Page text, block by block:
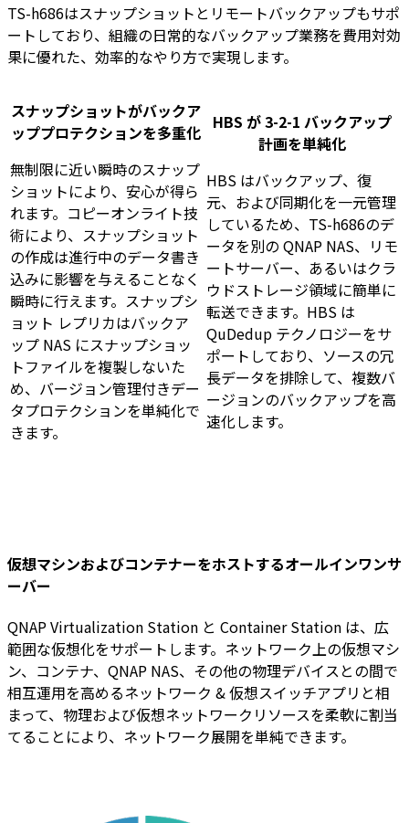
TS-h686はスナップショットとリモートバックアップもサポ
ートしており、組織の日常的なバックアップ業務を費用対効
果に優れた、効率的なやり方で実現します。
スナップショットがバックア
ッププロテクションを多重化
無制限に近い瞬時のスナップ
ショットにより、安心が得ら
れます。コピーオンライト技
術により、スナップショット
の作成は進行中のデータ書き
込みに影響を与えることなく
瞬時に行えます。スナップシ
ョット レプリカはバックア
ップ NAS にスナップショッ
トファイルを複製しないた
め、バージョン管理付きデー
タプロテクションを単純化で
きます。
HBS が 3-2-1 バックアップ
計画を単純化
HBS はバックアップ、復
元、および同期化を一元管理
しているため、TS-h686のデ
ータを別の QNAP NAS、リモ
ートサーバー、あるいはクラ
ウドストレージ領域に簡単に
転送できます。HBS は
QuDedup テクノロジーをサ
ポートしており、ソースの冗
長データを排除して、複数バ
ージョンのバックアップを高
速化します。
仮想マシンおよびコンテナーをホストするオールインワンサ
ーバー
QNAP Virtualization Station と Container Station は、広
範囲な仮想化をサポートします。ネットワーク上の仮想マシ
ン、コンテナ、QNAP NAS、その他の物理デバイスとの間で
相互運用を高めるネットワーク & 仮想スイッチアプリと相
まって、物理および仮想ネットワークリソースを柔軟に割当
てることにより、ネットワーク展開を単純できます。